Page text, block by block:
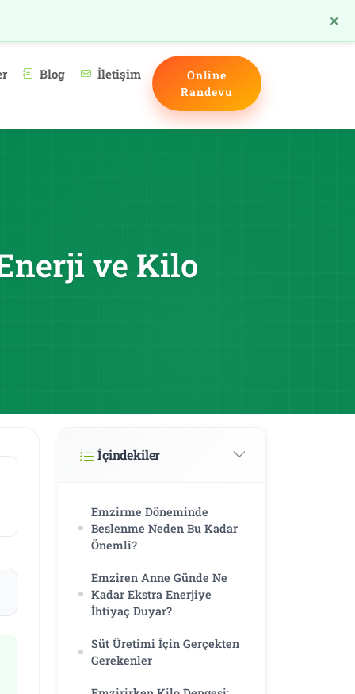
×
Blog İletişim
Online
Randevu
ve Kilo
İçindekiler
Emzirme Döneminde
Beslenme Neden Bu Kadar
Önemli?
Emziren Anne Günde Ne
Kadar Ekstra Enerjiye
İhtiyaç Duyar?
Süt Üretimi İçin Gerçekten
Gerekenler